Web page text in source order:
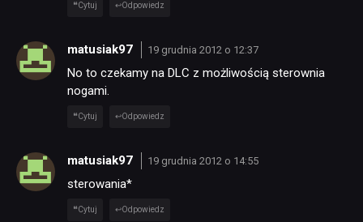
Cytuj Odpowiedz
matusiak97 19 grudnia 2012 o 12:37
No to czekamy na DLC z możliwością sterownia
nogami.
Cytuj Odpowiedz
matusiak97 19 grudnia 2012 o 14:55
sterowania*
Cytuj Odpowiedz